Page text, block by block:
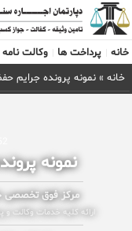
خانه
پرداخت ها وکالت نامه
خانه » نمونه پرونده جرایم
نمونه
مرکز فوق تخصصی
ارائه کلیه خدمات وکالت